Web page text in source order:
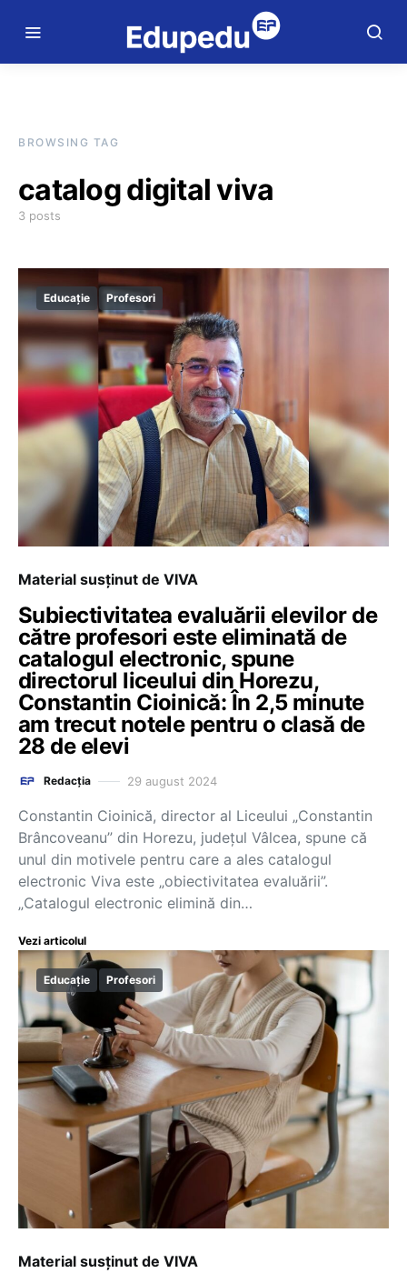
BROWSING TAG
catalog digital viva
3 posts
Educație Profesori
Material susținut de VIVA
Subiectivitatea evaluării elevilor de
către profesori este eliminată de
catalogul electronic, spune
directorul liceului din Horezu,
Constantin Cioinică: În 2,5 minute
am trecut notele pentru o clasă de
28 de elevi
Redacția 29 august 2024
Constantin Cioinică, director al Liceului „Constantin
Brâncoveanu” din Horezu, județul Vâlcea, spune că
unul din motivele pentru care a ales catalogul
electronic Viva este „obiectivitatea evaluării”.
„Catalogul electronic elimină din…
Vezi articolul
Educație Profesori
Material susținut de VIVA